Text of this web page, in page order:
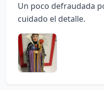
Un poco defraudada
cuidado el detalle.